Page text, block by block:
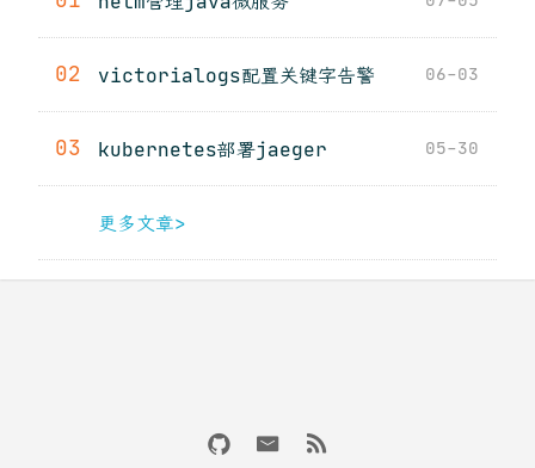
02 victorialogs配置关键字告警 06-03
03 kubernetes部署jaeger 05-30
更多文章>